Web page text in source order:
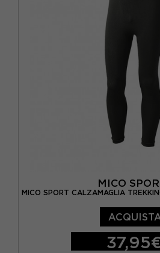
MICO
MICO SPORT CALZAMAGLIA